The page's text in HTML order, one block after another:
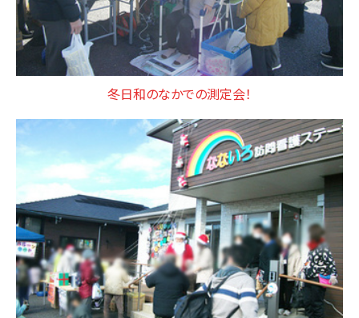
セルフメディケーション
はたらく人の身だしなみルール
冬日和のなかでの測定会！